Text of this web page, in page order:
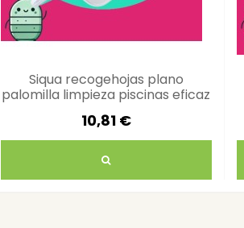
Siqua recogehojas plano
palomilla limpieza piscinas eficaz
10,81 €